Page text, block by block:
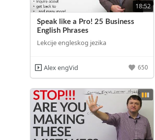
18:52
Speak like a Pro! 25 Business
English Phrases
Lekcije engleskog jezika
Alex engVid 650